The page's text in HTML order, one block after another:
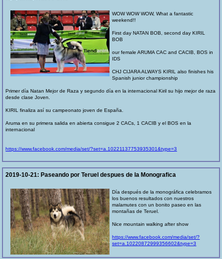
WOW WOW WOW, What a fantastic
weekend!!
First day NATAN BOB, second day KIRIL
BOB
our female ARUMA CAC and CACIB, BOS in
IDS
CHJ CIJARA ALWAYS KIRIL also finishes his
Spanish junior championship
Primer día Natan Mejor de Raza y segundo día en la internacional Kiril su hijo mejor de raza
desde clase Joven.
KIRIL finaliza así su campeonato joven de España.
Aruma en su primera salida en abierta consigue 2 CACs, 1 CACIB y el BOS en la
internacional
https://www.facebook.com/media/set/?set=a.10221137753935301&type=3
2019-10-21:Paseando por Teruel despues de la Monografica
Día después de la monográfica celebramos
los buenos resultados con nuestros
malamutes con un bonito paseo en las
montañas de Teruel.
Nice mountain walking after show
https://www.facebook.com/media/set/?
set=a.10220872999356602&type=3